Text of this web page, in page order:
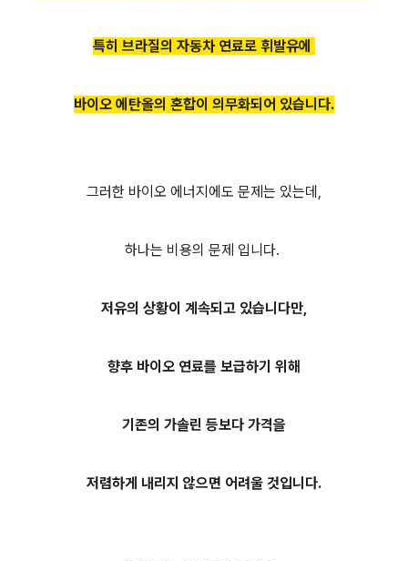
특히 브라질의 자동차 연료로 휘발유에
바이오 에탄올의 혼합이 의무화되어 있습니다.
그러한 바이오 에너지에도 문제는 있는데,
하나는 비용의 문제 입니다.
저유의 상황이 계속되고 있습니다만,
향후 바이오 연료를 보급하기 위해
기존의 가솔린 등보다 가격을
저렴하게 내리지 않으면 어려울 것입니다.